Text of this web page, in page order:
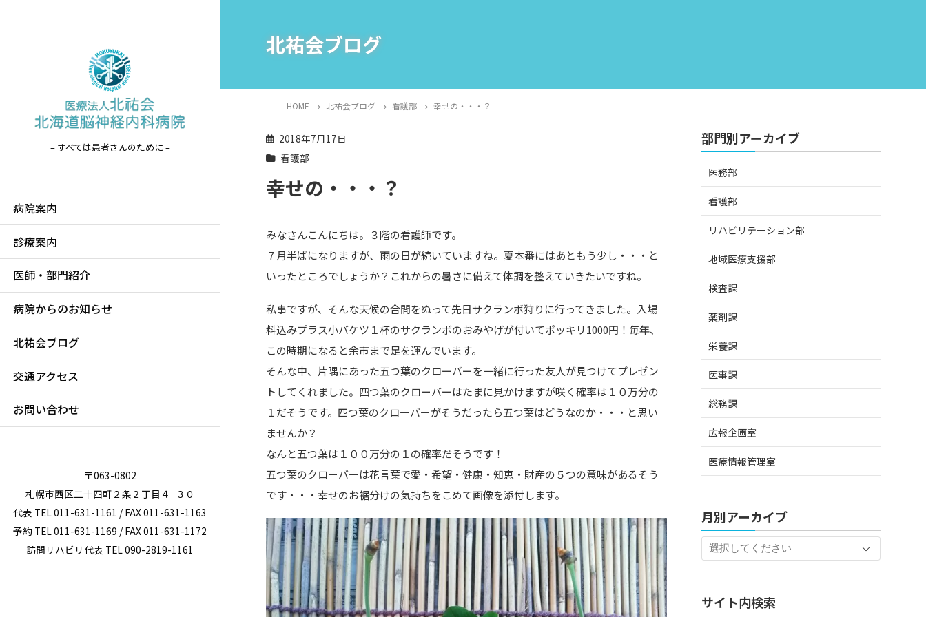
– すべては患者さんのために –
病院案内
診療案内
医師・部門紹介
病院からのお知らせ
北祐会ブログ
交通アクセス
お問い合わせ
〒063-0802
札幌市西区二十四軒２条２丁目４−３０
代表 TEL 011-631-1161 / FAX 011-631-1163
予約 TEL 011-631-1169 / FAX 011-631-1172
訪問リハビリ代表 TEL 090-2819-1161
北祐会ブログ
HOME 北祐会ブログ 看護部 幸せの・・・？
2018年7月17日
看護部
幸せの・・・？
みなさんこんにちは。３階の看護師です。
７月半ばになりますが、雨の日が続いていますね。夏本番にはあともう少し・・・と
いったところでしょうか？これからの暑さに備えて体調を整えていきたいですね。
私事ですが、そんな天候の合間をぬって先日サクランボ狩りに行ってきました。入場
料込みプラス小バケツ１杯のサクランボのおみやげが付いてポッキリ1000円！毎年、
この時期になると余市まで足を運んでいます。
そんな中、片隅にあった五つ葉のクローバーを一緒に行った友人が見つけてプレゼン
トしてくれました。四つ葉のクローバーはたまに見かけますが咲く確率は１０万分の
１だそうです。四つ葉のクローバーがそうだったら五つ葉はどうなのか・・・と思い
ませんか？
なんと五つ葉は１００万分の１の確率だそうです！
五つ葉のクローバーは花言葉で愛・希望・健康・知恵・財産の５つの意味があるそう
です・・・幸せのお裾分けの気持ちをこめて画像を添付します。
部門別アーカイブ
医務部
看護部
リハビリテーション部
地域医療支援部
検査課
薬剤課
栄養課
医事課
総務課
広報企画室
医療情報管理室
月別アーカイブ
サイト内検索